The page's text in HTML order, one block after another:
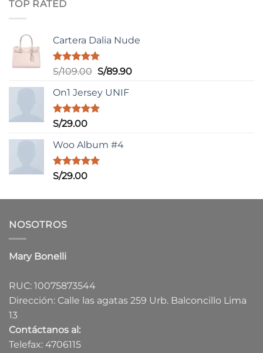
TOP RATED
Cartera Dalia Nude
Valorado
de 5
S/109.00 El
original
era:
S/89.90El
On1 Jersey UNIF
Valorado
de 5
S/29.00
Woo Album #4
Valorado
S/29.00
NOSOTROS
Mary Bonelli
RUC: 10075873544
Dirección: Calle las agatas 259 Urb. Balconcillo Lima
13
Contáctanos al:
Telefax: 4706115